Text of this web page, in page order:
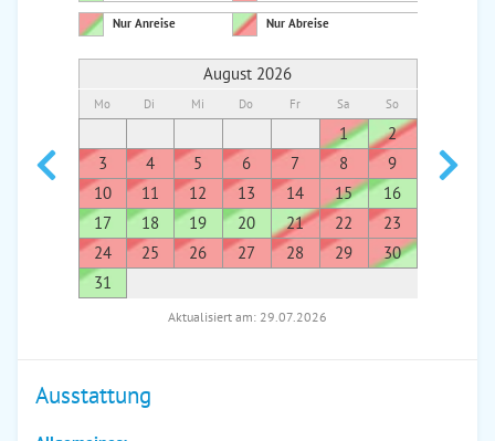
Nur Anreise Nur Abreise
August 2026
Mo Di Mi Do Fr Sa So
1
2
3
4 5 6 7 8
9
10
11 12 13 14 15
16
17
18 19 20 21 22
23
24
25 26 27 28 29
30
31
7
Aktualisiert am: 29.07.2026
Ausstattung